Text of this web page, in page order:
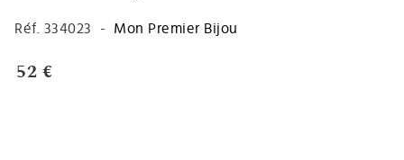
Réf. 334023 - Mon Premier Bijou
52 €